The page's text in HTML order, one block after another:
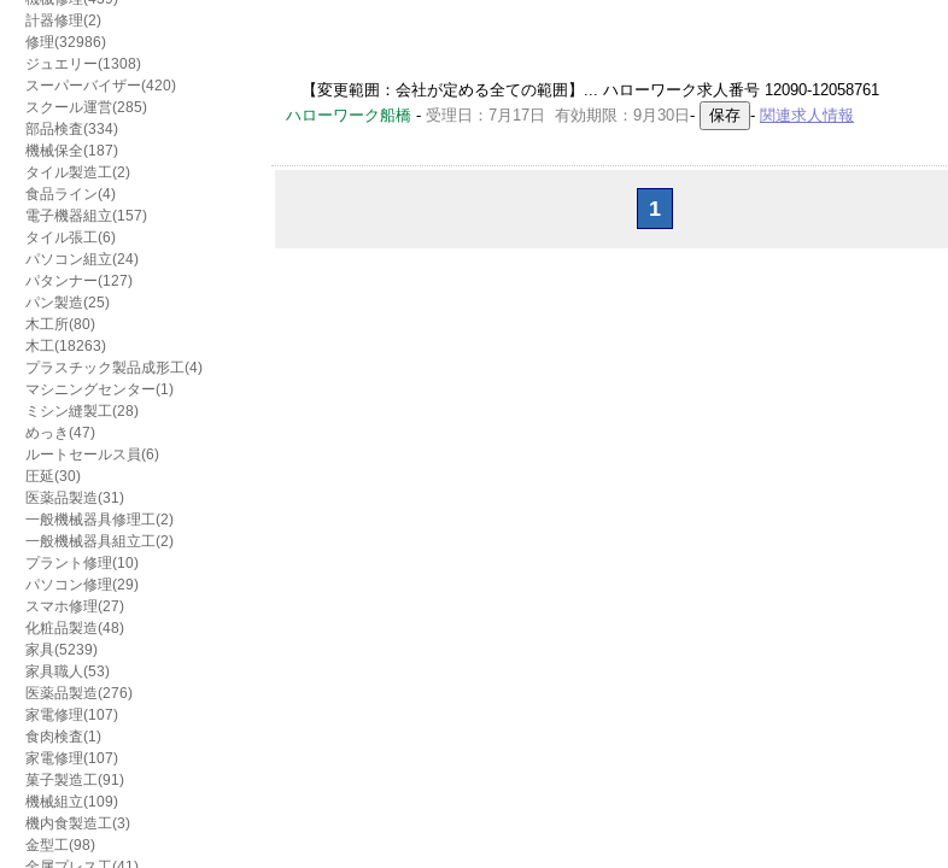
計器修理(2)
修理(32986)
ジュエリー(1308)
スーパーバイザー(420)
スクール運営(285)
部品検査(334)
機械保全(187)
タイル製造工(2)
食品ライン(4)
電子機器組立(157)
タイル張工(6)
パソコン組立(24)
パタンナー(127)
パン製造(25)
木工所(80)
木工(18263)
プラスチック製品成形工(4)
マシニングセンター(1)
ミシン縫製工(28)
めっき(47)
ルートセールス員(6)
圧延(30)
医薬品製造(31)
一般機械器具修理工(2)
一般機械器具組立工(2)
プラント修理(10)
パソコン修理(29)
スマホ修理(27)
化粧品製造(48)
家具(5239)
家具職人(53)
医薬品製造(276)
家電修理(107)
食肉検査(1)
家電修理(107)
菓子製造工(91)
機械組立(109)
機内食製造工(3)
金型工(98)
【変更範囲：会社が定める全ての範囲】... ハローワーク求人番号 12090-12058761
ハローワーク船橋 - 受理日：7月17日 有効期限：9月30日 - - 関連求人情報
1